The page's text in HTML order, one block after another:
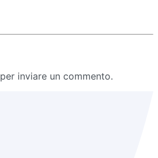
per inviare un commento.